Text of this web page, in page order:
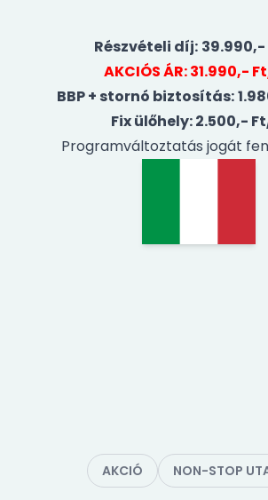
Részvételi díj:
AKCIÓS ÁR: 31.990,-
BBP + stornó biztosítás:
Fix ülőhely: 2.500,-
Programváltoztatás jogát
AKCIÓ NON-STOP